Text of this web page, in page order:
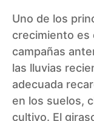
Uno de los
crecimiento es
campañas
las lluvias
adecuada
en los suelos,
cultivo. El